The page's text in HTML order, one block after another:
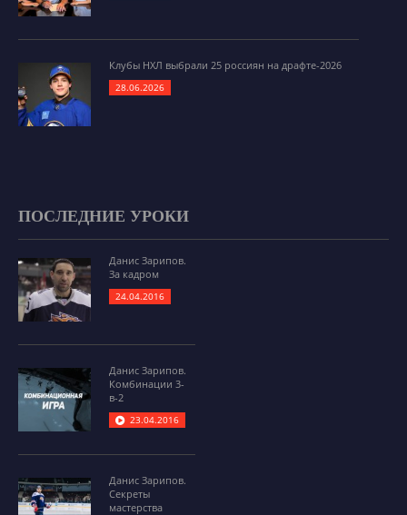
Клубы НХЛ выбрали 25 россиян на драфте-2026
28.06.2026
ПОСЛЕДНИЕ УРОКИ
Данис Зарипов.
За кадром
24.04.2016
Данис Зарипов.
Комбинации 3-
в-2
23.04.2016
Данис Зарипов.
Секреты
мастерства